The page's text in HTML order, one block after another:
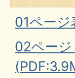
01ページ
02ペー